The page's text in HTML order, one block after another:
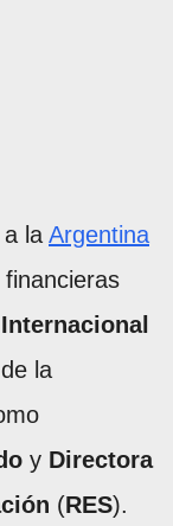
la Argentina
la
y Directora
(RES).